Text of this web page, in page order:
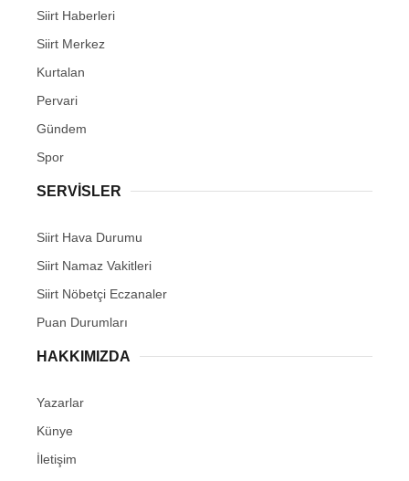
Siirt Haberleri
Siirt Merkez
Kurtalan
Pervari
Gündem
Spor
SERVİSLER
Siirt Hava Durumu
Siirt Namaz Vakitleri
Siirt Nöbetçi Eczanaler
Puan Durumları
HAKKIMIZDA
Yazarlar
Künye
İletişim